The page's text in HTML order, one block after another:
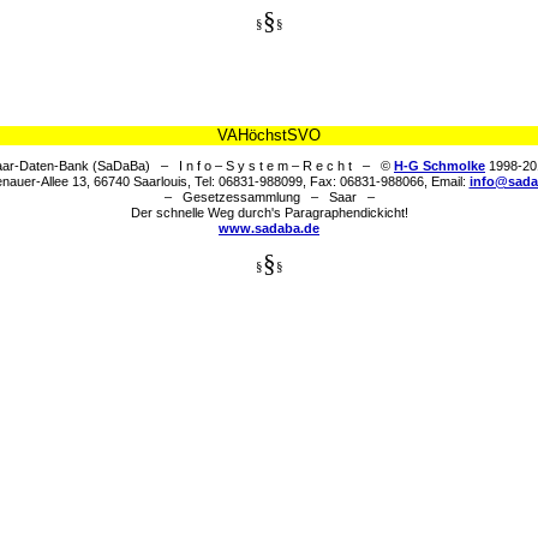
§§ §
VAHöchstSVO
Daten-Bank (SaDaBa) – I n f o – S y s t e m – R e c h t – © H-G Schmolke 1998-
Allee 13, 66740 Saarlouis, Tel: 06831-988099, Fax: 06831-988066, Email:
– Gesetzessammlung – Saar –
Der schnelle Weg durch's Paragraphendickicht!
www.sadaba.de
§§ §